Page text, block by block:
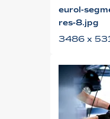
eurol-
res-8.jpg
3486 x